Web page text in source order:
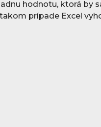
hodnotu, ktorá by
prípade Excel